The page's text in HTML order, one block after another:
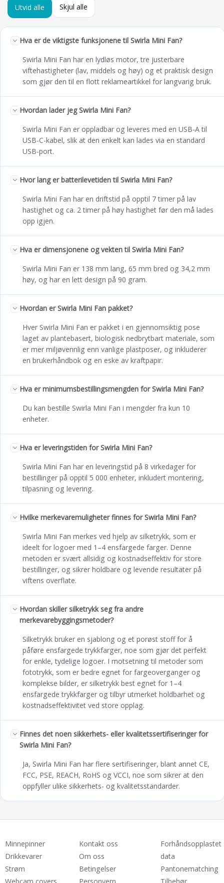
Utvid alle Skjul alle
Hva er de viktigste funksjonene til Swirla Mini Fan?
Swirla Mini Fan har en lydløs motor, tre justerbare
viftehastigheter (lav, middels og høy) og et praktisk design
som gjør den til en flott reklameartikkel for langvarig bruk.
Hvordan lader jeg Swirla Mini Fan?
Swirla Mini Fan er oppladbar og leveres med en USB-A til
USB-C-kabel, slik at den enkelt kan lades via en standard
USB-port.
Hvor lang er batterilevetiden til Swirla Mini Fan?
Swirla Mini Fan har en driftstid på opptil 7 timer på lav
hastighet og ca. 2 timer på høy hastighet før den må lades
opp igjen.
Hva er dimensjonene og vekten til Swirla Mini Fan?
Swirla Mini Fan er 138 mm lang, 65 mm bred og 34,2 mm
høy, og har en lett design på 90 gram.
Hvordan er Swirla Mini Fan pakket?
Hver Swirla Mini Fan er pakket i en gjennomsiktig pose
laget av plantebasert, biologisk nedbrytbart materiale, som
er mer miljøvennlig enn vanlige plastposer, og inkluderer
en brukerhåndbok og en eske av kraftpapir.
Hva er minimumsbestillingsmengden for Swirla Mini Fan?
Du kan bestille Swirla Mini Fan i mengder fra kun 10
enheter.
Hva er leveringstiden for Swirla Mini Fan?
Swirla Mini Fan har en leveringstid på 8 virkedager for
bestillinger på opptil 5 000 enheter, inkludert montering,
tilpasning og levering.
Hvilke merkevaremuligheter finnes for Swirla Mini Fan?
Swirla Mini Fan merkes ved hjelp av silketrykk, som er
ideelt for logoer med 1–4 ensfargede farger. Denne
metoden er svært allsidig og kostnadseffektiv for store
bestillinger, og sikrer holdbare og levende resultater på
viftens overflate.
Hvordan skiller silketrykk seg fra andre
merkevarebyggingsmetoder?
Silketrykk bruker en sjablong og et porøst stoff for å
påføre ensfargede trykkfarger, noe som gjør det perfekt
for enkle, tydelige logoer. I motsetning til metoder som
fototrykk, som er bedre egnet for fargeoverganger og
komplekse bilder, er silketrykk best egnet for 1–4
ensfargede trykkfarger og tilbyr utmerket holdbarhet og
kostnadseffektivitet ved store opplag.
Finnes det noen sikkerhets- eller kvalitetssertifiseringer for
Swirla Mini Fan?
Ja, Swirla Mini Fan har flere sertifiseringer, blant annet CE,
FCC, PSE, REACH, RoHS og VCCI, noe som sikrer at den
oppfyller ulike sikkerhets- og kvalitetsstandarder.
Minnepinner
Drikkevarer
Strøm
Kontakt oss
Om oss
Betingelser
Forhåndsopplastet
data
Pantonematching